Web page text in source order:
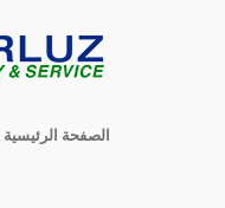
الصفحة الرئيسية